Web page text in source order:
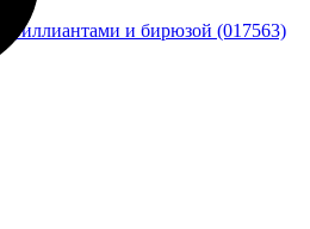
бриллиантами и бирюзой (017563)